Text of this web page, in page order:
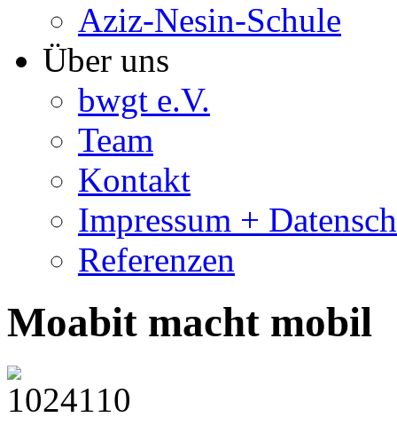
Aziz-Nesin-Schule
Über uns
bwgt e.V.
Team
Kontakt
Impressum +
Referenzen
Moabit macht mobil